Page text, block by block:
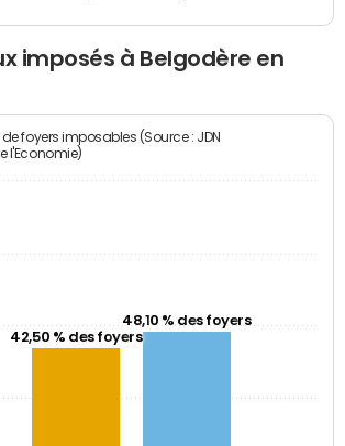
imposés à Belgodère en
foyers imposables (Source : JDN
l'Economie)
42,50 % des foyers
48,10 % des foyers